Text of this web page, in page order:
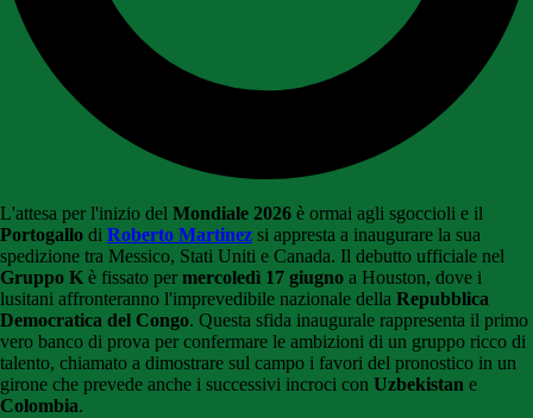
L'attesa per l'inizio del Mondiale 2026 è ormai agli sgoccioli e il
Portogallo di Roberto Martinez si appresta a inaugurare la sua
spedizione tra Messico, Stati Uniti e Canada. Il debutto ufficiale nel
Gruppo K è fissato per mercoledì 17 giugno a Houston, dove i
lusitani affronteranno l'imprevedibile nazionale della Repubblica
Democratica del Congo. Questa sfida inaugurale rappresenta il primo
vero banco di prova per confermare le ambizioni di un gruppo ricco di
talento, chiamato a dimostrare sul campo i favori del pronostico in un
girone che prevede anche i successivi incroci con Uzbekistan e
Colombia.